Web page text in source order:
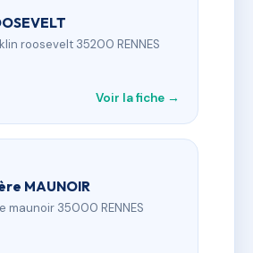
roosevelt 35200 RENNES
Voir la fiche →
MAUNOIR
maunoir 35000 RENNES